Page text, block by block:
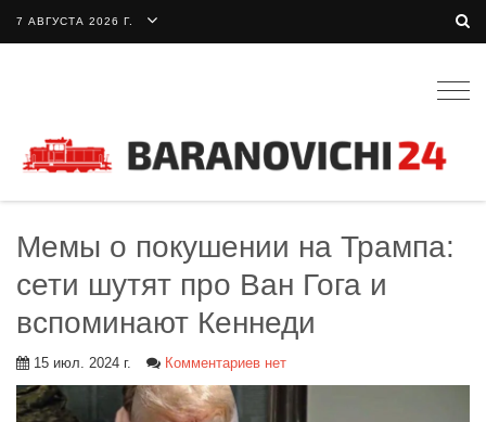
7 АВГУСТА 2026 Г.
Мемы о покушении на Трампа:
сети шутят про Ван Гога и
вспоминают Кеннеди
15 июл. 2024 г. Комментариев нет